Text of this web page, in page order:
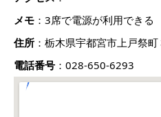
メモ ：3席で電源が利用できる
住所 ：栃木県宇都宮市上戸祭町
電話番号 ：028-650-6293